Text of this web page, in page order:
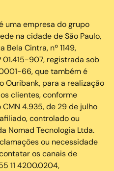
uma empresa do grupo
na cidade de São Paulo,
Bela Cintra, nº 1149,
01.415-907, registrada sob
66, que também é
Ouribank, para a realização
clientes, conforme
4.935, de 29 de julho
controlado ou
Nomad Tecnologia Ltda.
ou necessidade
os canais de
11 4200.0204,